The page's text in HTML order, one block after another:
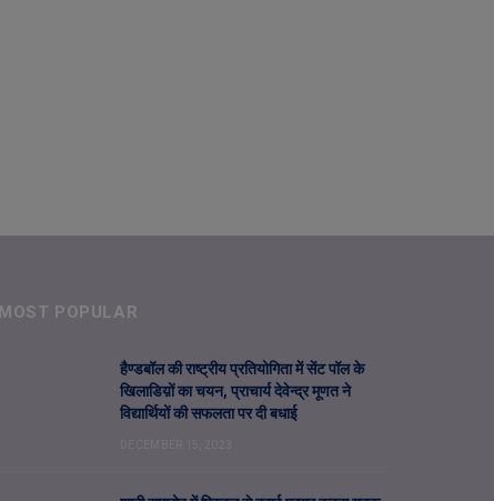
MOST POPULAR
हैण्डबॉल की राष्ट्रीय प्रतियोगिता में सेंट पॉल के
खिलाडिय़ों का चयन, प्राचार्य देवेन्द्र मूणत ने
विद्यार्थियों की सफलता पर दी बधाई